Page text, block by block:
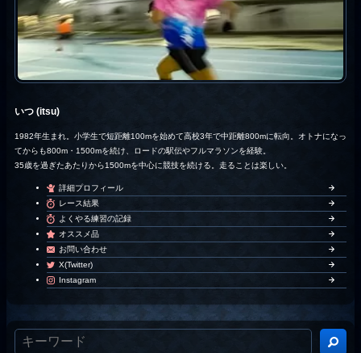
いつ (itsu)
1982年生まれ。小学生で短距離100mを始めて高校3年で中距離800mに転向。オトナになっ
てからも800m・1500mを続け、ロードの駅伝やフルマラソンを経験。
35歳を過ぎたあたりから1500mを中心に競技を続ける。走ることは楽しい。
詳細プロフィール
レース結果
よくやる練習の記録
オススメ品
お問い合わせ
X(Twitter)
Instagram